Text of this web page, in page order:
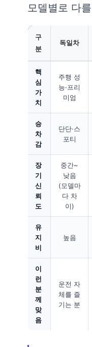
모델별로 다
구
분
독일차
핵
심
가
치
주행 성
능·프리
미엄
승
차
감
단단·스
포티
장
기
신
뢰
도
중간~
낮음
(모델마
다 차
이)
유
지
비
높음
이
런
분
께
맞
음
운전 자
체를 즐
기는 분